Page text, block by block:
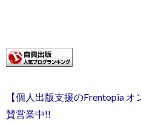
【個人出版支援のFrentopia
賛営業中!!